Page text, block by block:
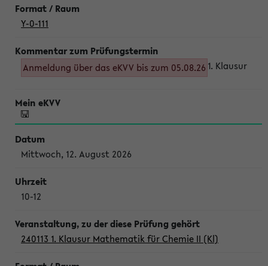
Y-0-111
Anmeldung über das eKVV bis zum 05.08.26 1. Klausur
Mittwoch, 12. August 2026
10-12
240113 1. Klausur Mathematik für Chemie II (Kl)